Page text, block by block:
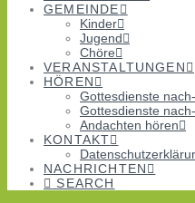
GEMEINDE
Kinder
Jugend
Chöre
VERANSTALTUNGEN
HÖREN
Gottesdienste
Gottesdienste
Andachten hören
KONTAKT
NACHRICHTEN
SEARCH